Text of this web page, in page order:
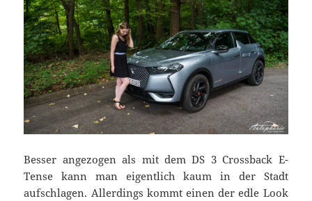
Besser angezogen als mit dem DS 3 Crossback E-
Tense kann man eigentlich kaum in der Stadt
aufschlagen. Allerdings kommt einen der edle Look